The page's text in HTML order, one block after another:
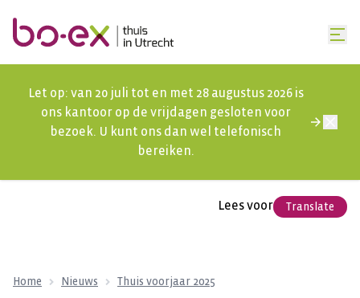
Let op: van 20 juli tot en met 28 augustus 2026 is
ons kantoor op de vrijdagen gesloten voor
bezoek. U kunt ons dan wel telefonisch
bereiken.
Lees voor Translate
Home Nieuws Thuis voorjaar 2025